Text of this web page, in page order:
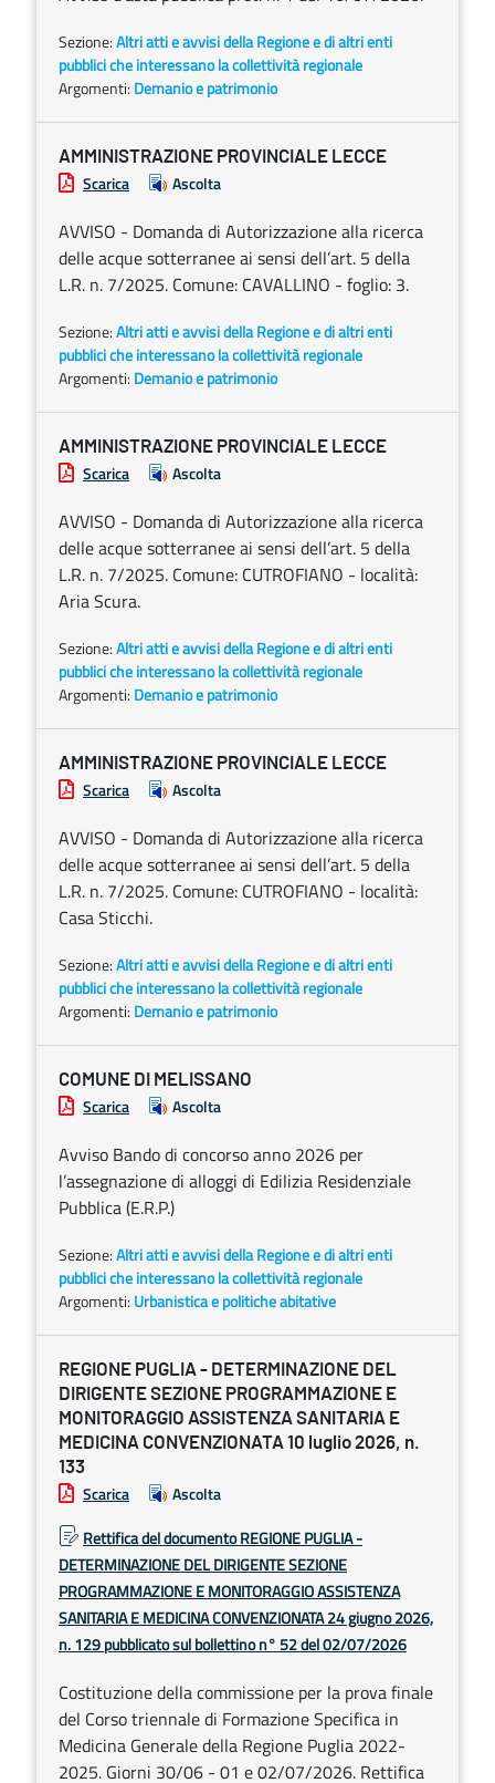
Sezione:Altri atti e avvisi della Regione e di altri enti
pubblici che interessano la collettività regionale
Argomenti: Demanio e patrimonio
AMMINISTRAZIONE PROVINCIALE LECCE
Scarica Ascolta
AVVISO - Domanda di Autorizzazione alla ricerca
delle acque sotterranee ai sensi dell’art. 5 della
L.R. n. 7/2025. Comune: CAVALLINO - foglio: 3.
Sezione:Altri atti e avvisi della Regione e di altri enti
pubblici che interessano la collettività regionale
Argomenti: Demanio e patrimonio
AMMINISTRAZIONE PROVINCIALE LECCE
Scarica Ascolta
AVVISO - Domanda di Autorizzazione alla ricerca
delle acque sotterranee ai sensi dell’art. 5 della
L.R. n. 7/2025. Comune: CUTROFIANO - località:
Aria Scura.
Sezione:Altri atti e avvisi della Regione e di altri enti
pubblici che interessano la collettività regionale
Argomenti: Demanio e patrimonio
AMMINISTRAZIONE PROVINCIALE LECCE
Scarica Ascolta
AVVISO - Domanda di Autorizzazione alla ricerca
delle acque sotterranee ai sensi dell’art. 5 della
L.R. n. 7/2025. Comune: CUTROFIANO - località:
Casa Sticchi.
Sezione:Altri atti e avvisi della Regione e di altri enti
pubblici che interessano la collettività regionale
Argomenti: Demanio e patrimonio
COMUNE DI MELISSANO
Scarica Ascolta
Avviso Bando di concorso anno 2026 per
l’assegnazione di alloggi di Edilizia Residenziale
Pubblica (E.R.P.)
Sezione:Altri atti e avvisi della Regione e di altri enti
pubblici che interessano la collettività regionale
Argomenti: Urbanistica e politiche abitative
REGIONE PUGLIA - DETERMINAZIONE DEL
DIRIGENTE SEZIONE PROGRAMMAZIONE E
MONITORAGGIO ASSISTENZA SANITARIA E
MEDICINA CONVENZIONATA 10 luglio 2026, n.
133
Scarica
Ascolta
Rettifica del documento REGIONE PUGLIA -
DETERMINAZIONE DEL DIRIGENTE SEZIONE
PROGRAMMAZIONE E MONITORAGGIO ASSISTENZA
SANITARIA E MEDICINA CONVENZIONATA 24 giugno 2026,
n. 129 pubblicato sul bollettino n° 52 del 02/07/2026
Costituzione della commissione per la prova finale
del Corso triennale di Formazione Specifica in
Medicina Generale della Regione Puglia 2022-
2025. Giorni 30/06 - 01 e 02/07/2026. Rettifica